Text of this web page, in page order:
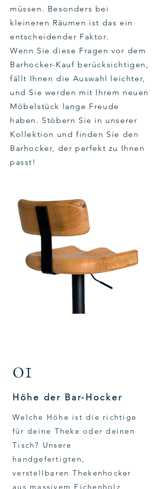
müssen. Besonders bei
kleineren Räumen ist das ein
entscheidender Faktor.
Wenn Sie diese Fragen vor dem
Barhocker-Kauf berücksichtigen,
fällt Ihnen die Auswahl leichter,
und Sie werden mit Ihrem neuen
Möbelstück lange Freude
haben. Stöbern Sie in unserer
Kollektion und finden Sie den
Barhocker, der perfekt zu Ihnen
passt!
01
Höhe der Bar-Hocker
Welche Höhe ist die richtige
für deine Theke oder deinen
Tisch? Unsere
handgefertigten,
verstellbaren Thekenhocker
aus massivem Eichenholz